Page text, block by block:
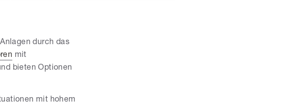
durch das
mit
bieten Optionen
mit hohem